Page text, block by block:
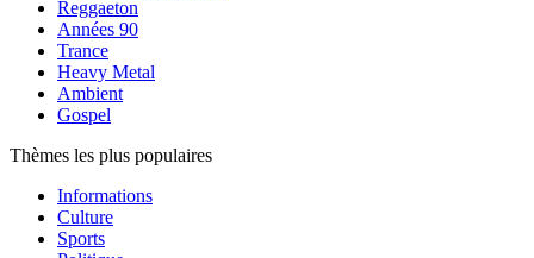
Reggaeton
Années 90
Trance
Heavy Metal
Ambient
Gospel
Thèmes les plus populaires
Informations
Culture
Sports